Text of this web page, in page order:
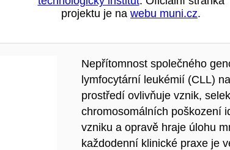
projektu je na webu muni.cz.
Nepřítomnost společného
lymfocytární leukémií (CLL)
prostředí ovlivňuje vznik,
chromosomálních poškození
vzniku a opravě hraje úlohu
každodenní klinické praxe je